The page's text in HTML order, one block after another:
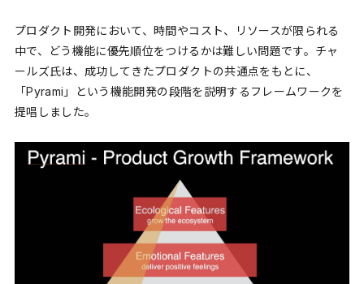
プロダクト開発において、時間やコスト、リソースが限られる
中で、どう機能に優先順位をつけるかは難しい問題です。チャ
ールズ氏は、成功してきたプロダクトの共通点をもとに、
「Pyrami」という機能開発の段階を説明するフレームワークを
提唱しました。